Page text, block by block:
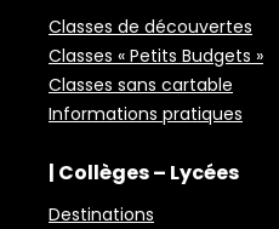
Classes de découvertes
Classes « Petits Budgets »
Classes sans cartable
Informations pratiques
| Collèges – Lycées
Destinations